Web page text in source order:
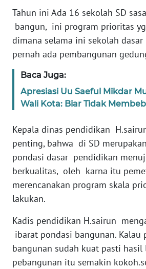
Tahun ini Ada 16 sekolah SD
bangun, ini program prioritas
dimana selama ini sekolah dasar
pernah ada pembangunan
Baca Juga:
Apresiasi Uu Saeful Mikdar
Wali Kota: Biar Tidak
Kepala dinas pendidikan
penting, bahwa di SD
pondasi dasar pendidikan
berkualitas, oleh karna itu
merencanakan program skala
lakukan.
Kadis pendidikan H.sairun
ibarat pondasi bangunan. Kalau
bangunan sudah kuat pasti hasil
pebangunan itu semakin
SUMUT
WN
JAKARTA
WN
JABAR
WN
BANTEN
WN
NTT
KEPRI
WN
PAPUA